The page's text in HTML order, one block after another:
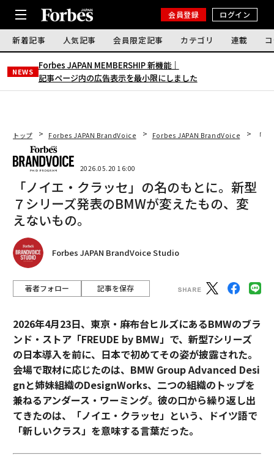
会員登録 ログイン
新着記事 人気記事 会員限定記事 カテゴリ 連載
NEWS
Forbes JAPAN MEMBERSHIP 新機能｜
記事ページ内の広告表示を最小限にしました
トップ Forbes JAPAN BrandVoice Forbes JAPAN BrandVoice 「
2026.05.20 16:00
「ノイエ・クラッセ」の名のもとに。新型
７シリーズ発表のBMWが変えたもの、変
えないもの。
Forbes JAPAN BrandVoice Studio
著者フォロー 記事を保存
2026年4月23日、東京・麻布台ヒルズにあるBMWのブラ
ンド・ストア「FREUDE by BMW」で、新型7シリーズ
の日本導入を前に、日本で初めてその姿が披露された。
会場で取材に応じたのは、BMW Group Advanced Desi
gnと姉妹組織のDesignWorks、二つの組織のトップを
兼ねるアンダース・ワーミング。彼の口から繰り返し出
てきたのは、「ノイエ・クラッセ」という、ドイツ語で
「新しいクラス」を意味する言葉だった。